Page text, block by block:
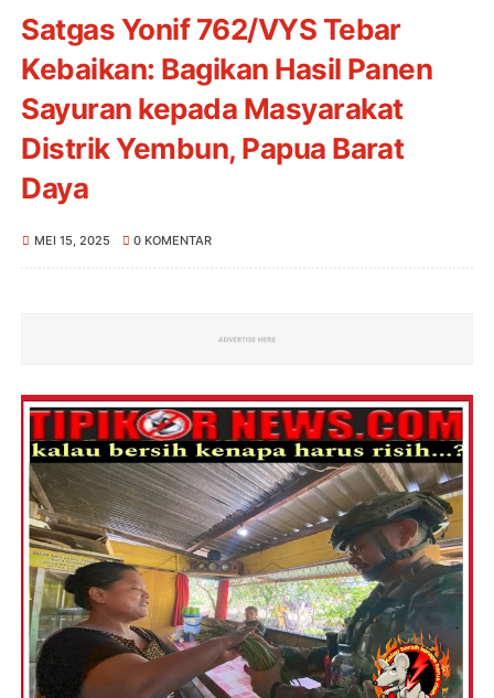
Satgas Yonif 762/VYS Tebar
Kebaikan: Bagikan Hasil Panen
Sayuran kepada Masyarakat
Distrik Yembun, Papua Barat
Daya
MEI 15, 2025 0 KOMENTAR